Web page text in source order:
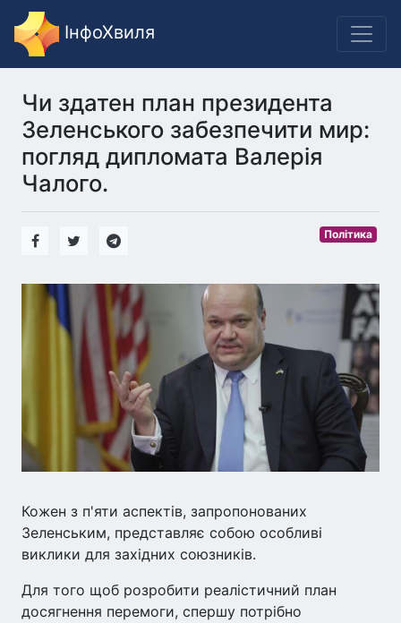
ІнфоХвиля
Чи здатен план президента
Зеленського забезпечити мир:
погляд дипломата Валерія
Чалого.
Політика
Кожен з п'яти аспектів, запропонованих
Зеленським, представляє собою особливі
виклики для західних союзників.
Для того щоб розробити реалістичний план
досягнення перемоги, спершу потрібно